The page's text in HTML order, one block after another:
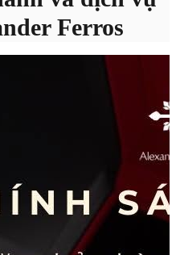
Ferros